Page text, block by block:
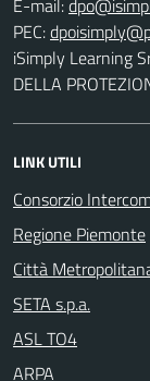
PEC:
iSimply Learning
DELLA
LINK UTILI
Consorzio
Regione Piemonte
Città
SETA s.p.a.
ASL TO4
ARPA